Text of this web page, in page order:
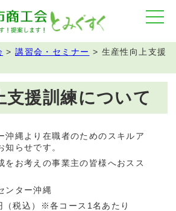
>講習会・セミナー > 生産性向上支援
支援訓練について
沖縄より在職者のためのスキルア
知らせです。
をお考えの事業主の皆様へおスス
ンター沖縄
税込）※各コース1名あたり